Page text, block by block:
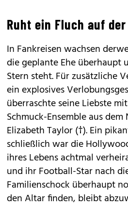
Ruht ein Fluch auf
In Fankreisen wachsen
die geplante Ehe überhaupt
Stern steht. Für zusätzliche
ein explosives
überraschte seine Liebste
Schmuck-Ensemble aus dem
Elizabeth Taylor (†). Ein
schließlich war die
ihres Lebens achtmal
und ihr Football-Star nach
Familienschock überhaupt
den Altar finden, bleibt